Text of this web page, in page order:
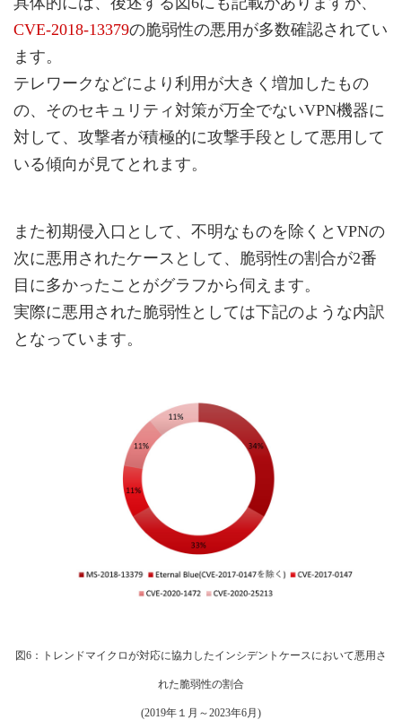
CVE-2018-13379の脆弱性の悪用が多数確認されてい
ます。
テレワークなどにより利用が大きく増加したもの
の、そのセキュリティ対策が万全でないVPN機器に
対して、攻撃者が積極的に攻撃手段として悪用して
いる傾向が見てとれます。
また初期侵入口として、不明なものを除くとVPNの
次に悪用されたケースとして、脆弱性の割合が2番
目に多かったことがグラフから伺えます。
実際に悪用された脆弱性としては下記のような内訳
となっています。
図6：トレンドマイクロが対応に協力したインシデントケースにおいて悪用さ
れた脆弱性の割合
(2019年１月～2023年6月)